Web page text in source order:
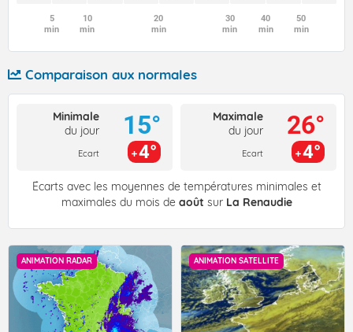
5
min
10
min
20
min
30
min
40
min
50
min
Comparaison aux normales
Minimale
du jour
Ecart
15°
4°
Maximale
du jour
Ecart
26°
4°
Écarts avec les moyennes de températures minimales et
maximales du mois de août sur La Renaudie
ANIMATION RADAR ANIMATION SATELLITE